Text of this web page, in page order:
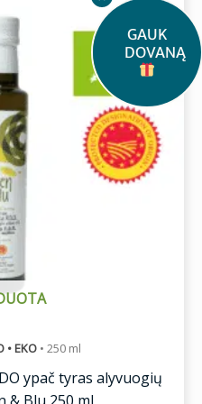
• EKO• 250 ml
ypač tyras alyvuogių
GAUK
DOVANĄ